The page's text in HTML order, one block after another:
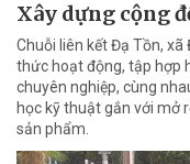
Xây dựng cộng
Chuỗi liên kết Đạ Tồn,
thức hoạt động, tập hợp
chuyên nghiệp, cùng
học kỹ thuật gắn với mở
sản phẩm.